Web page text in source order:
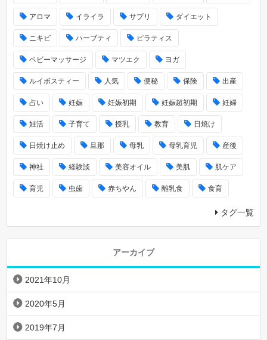
アロマ イライラ サプリ ダイエット
ニキビ ハーブティ ピラティス
ベビーマッサージ マツエク ヨガ
ルイボスティー 人気 便秘 保険 出産
占い 妊娠 妊娠初期 妊娠超初期 妊婦
妊活 子育て 授乳 教育 日焼け
日焼け止め 旦那 母乳 母乳育児 産後
神社 経験談 美容オイル 美肌 肌ケア
育児 虫歯 赤ちやん 離乳食 食育
タグ一覧
アーカイブ
2021年10月
2020年5月
2019年7月